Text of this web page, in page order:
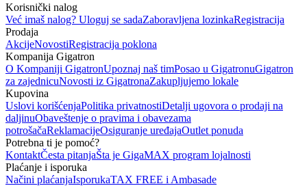
Korisnički nalog
Već imaš nalog? Uloguj se sadaZaboravljena lozinkaRegistracija
Prodaja
AkcijeNovostiRegistracija poklona
Kompanija Gigatron
O Kompaniji GigatronUpoznaj naš timPosao u GigatronuGigatron
za zajednicuNovosti iz GigatronaZakupljujemo lokale
Kupovina
Uslovi korišćenjaPolitika privatnostiDetalji ugovora o prodaji na
daljinuObaveštenje o pravima i obavezama
potrošačaReklamacijeOsiguranje uređajaOutlet ponuda
Potrebna ti je pomoć?
KontaktČesta pitanjaŠta je GigaMAX program lojalnosti
Plaćanje i isporuka
Načini plaćanjaIsporukaTAX FREE i Ambasade